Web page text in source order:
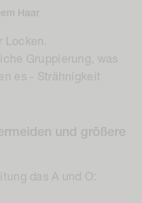
Haar
Locken.
Gruppierung, was
es - Strähnigkeit
und größere
das A und O: